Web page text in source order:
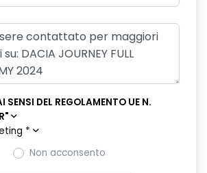
DEL REGOLAMENTO UE N.
*
Non acconsento